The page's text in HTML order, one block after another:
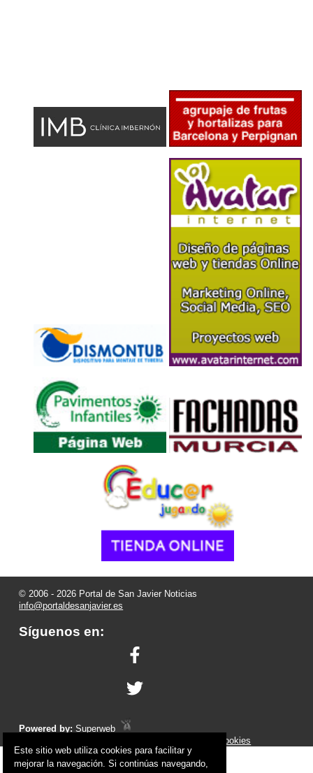
© 2006 - 2026 Portal de San Javier Noticias
info@portaldesanjavier.es
Síguenos en:
Powered by:Superweb
Política de Cookies
Este sitio web utiliza cookies para facilitar y
mejorar la navegación. Si continúas navegando,